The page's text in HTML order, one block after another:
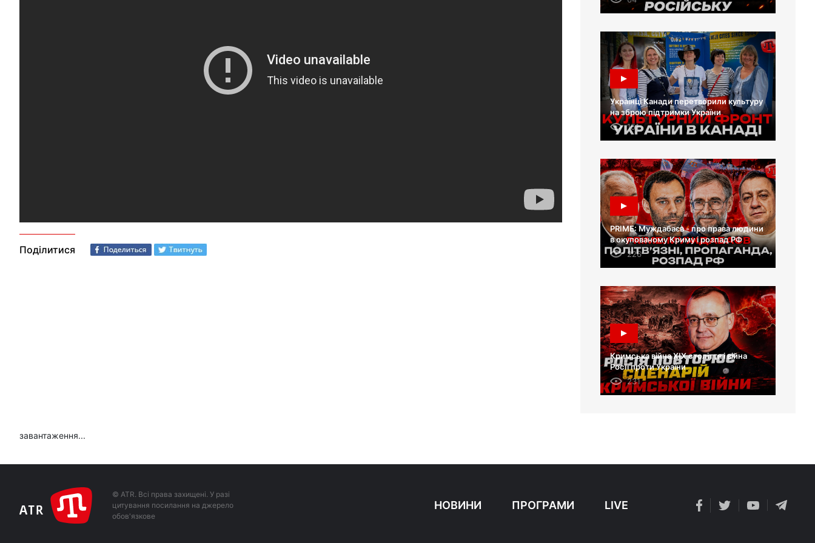
Поділитися
Українці Канади перетворили культуру
на зброю підтримки України
151
PRIME: Муждабаєв - про права людини
в окупованому Криму і розпад РФ
226
Кримська війна XIX століття і війна
Росії проти України
231
завантаження...
© ATR. Всі права захищені. У разі
цитування посилання на джерело
обов'язкове
НОВИНИ ПРОГРАМИ LIVE